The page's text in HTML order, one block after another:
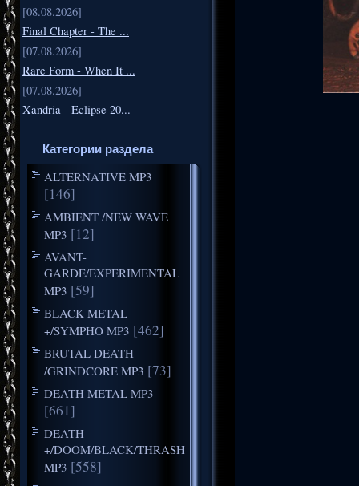
[08.08.2026]
Final Chapter - The ...
[07.08.2026]
Rare Form - When It ...
[07.08.2026]
Xandria - Eclipse 20...
Категории раздела
ALTERNATIVE MP3
[146]
AMBIENT /NEW WAVE
MP3 [12]
AVANT-
GARDE/EXPERIMENTAL
MP3 [59]
BLACK METAL
+/SYMPHO MP3 [462]
BRUTAL DEATH
/GRINDCORE MP3 [73]
DEATH METAL MP3
[661]
DEATH
+/DOOM/BLACK/THRASH
MP3 [558]